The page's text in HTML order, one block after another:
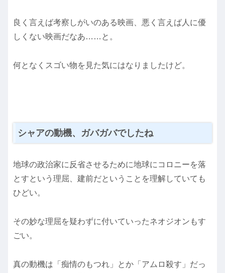
良く言えば考察しがいのある映画、悪く言えば人に優
しくない映画だなあ……と。
何となくスゴい物を見た気にはなりましたけど。
シャアの動機、ガバガバでしたね
地球の政治家に反省させるために地球にコロニーを落
とすという理屈、建前だということを理解していても
ひどい。
その妙な理屈を疑わずに付いていったネオジオンもす
ごい。
真の動機は「痴情のもつれ」とか「アムロ殺す」だっ